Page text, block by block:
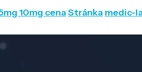
10mg cenaStránka medic-